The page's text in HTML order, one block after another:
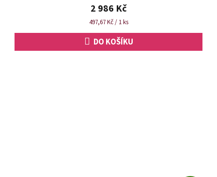
z
5
hvězdiček.
2 986 Kč
Měrná
497,67 Kč / 1 ks
DO KOŠÍKU